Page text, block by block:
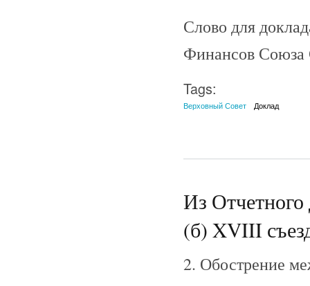
Слово для
Финансов
Tags:
Верховный Совет Доклад
Из
(б) XVIII
2. Обострение